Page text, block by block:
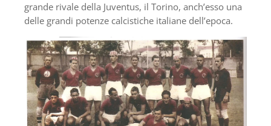
grande rivale della Juventus, il Torino, anch’esso una
delle grandi potenze calcistiche italiane dell’epoca.